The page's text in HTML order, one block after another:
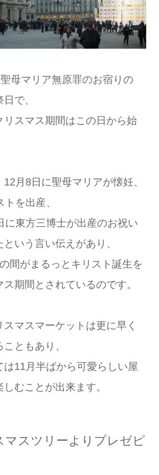
母マリア無原罪のお宿りの
で、
リスマス期間はこの日から始
12月8日に聖母マリアが懐妊、
を出産、
に東方三博士が出産のお祝い
いう言い伝えがあり、
間がまるっとキリスト誕生を
期間とされているのです。
スマスマーケットは更に早く
ともあり、
は11月半ばから可愛らしい屋
むことが出来ます。
スツリーよりプレゼピ